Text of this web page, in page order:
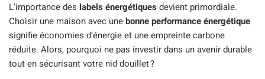
L’importance des labels énergétiquesdevient primordiale.
Choisir une maison avec unebonne performance énergétique
signifie économies d’énergie et une empreinte carbone
réduite. Alors, pourquoi ne pas investir dans un avenir durable
tout en sécurisant votre nid douillet ?